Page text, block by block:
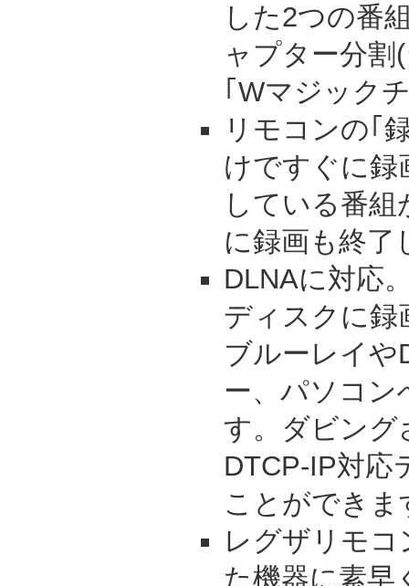
した2つの番
ャプター分割
｢Wマジック
リモコンの｢
けですぐに録
している番
に録画も終了
DLNAに対応
ディスクに録
ブルーレイや
ー、パソコ
す。ダビング
DTCP-IP対応
ことができま
レグザリモ
た機器に素早